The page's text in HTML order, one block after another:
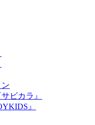
ビカラ』
』